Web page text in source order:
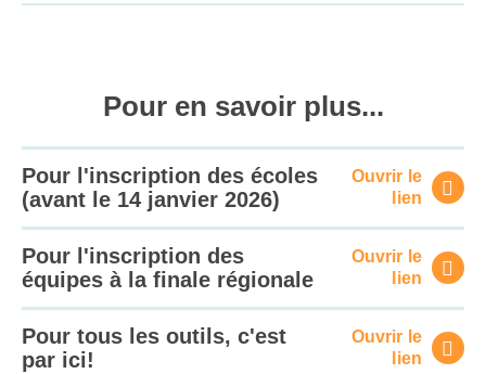
Pour en savoir plus...
Pour l'inscription des écoles
(avant le 14 janvier 2026)
Ouvrir le
lien
Pour l'inscription des
équipes à la finale régionale
Ouvrir le
lien
Pour tous les outils, c'est
par ici!
Ouvrir le
lien